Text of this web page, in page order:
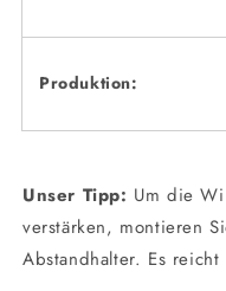
Produktion:
Unser Tipp: Um die
verstärken, montieren
Abstandhalter. Es